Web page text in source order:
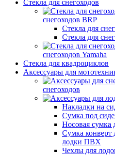
Стекла для снегоходов
снегоходов BRP
Стекла для
Стекла для
снегоходов Yamaha
Стекла для квадроциклов
Аксессуары для
снегоходов
Накладки на
Сумка под
Носовая
Сумка конверт
лодки ПВХ
Чехлы для